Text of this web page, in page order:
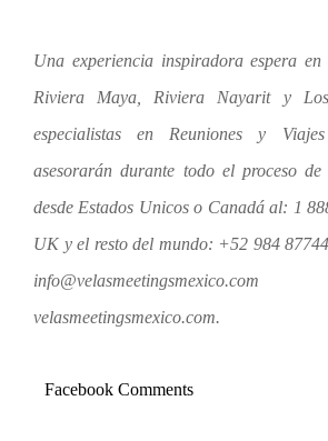
Una experiencia inspiradora espera
Riviera Maya, Riviera Nayarit y
especialistas en Reuniones y
asesorarán durante todo el proceso
desde Estados Unicos o Canadá al: 1
UK y el resto del mundo: +52 984
velasmeetingsmexico.com.
Facebook Comments